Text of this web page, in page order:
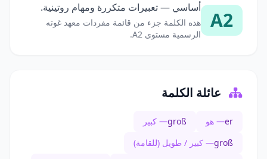
A2
أساسي — تعبيرات متكررة ومهام روتينية.
هذه الكلمة جزء من قائمة مفردات معهد غوته
الرسمية مستوى A2.
عائلة الكلمة
er— هو groß— كبير
groß— كبير / طويل (للقامة)